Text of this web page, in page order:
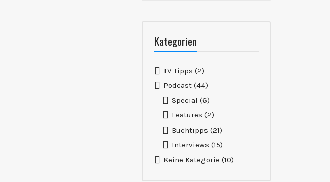
Kategorien
TV-Tipps (2)
Podcast(44)
Special (6)
Features (2)
Buchtipps (21)
Interviews (15)
Keine Kategorie (10)